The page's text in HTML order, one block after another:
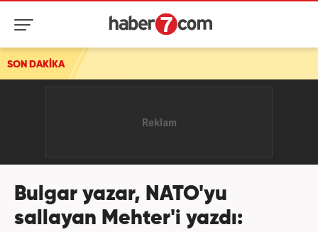
SON DAKİKA
Bulgar yazar, NATO'yu
sallayan Mehter'i yazdı: